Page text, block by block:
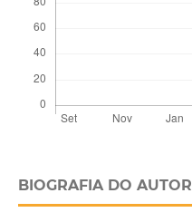
BIOGRAFIA DO AUTOR